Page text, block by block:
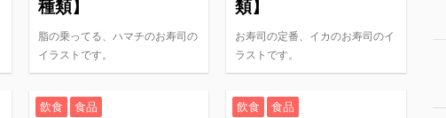
種類】
脂の乗ってる、ハマチのお寿司の
イラストです。
類】
お寿司の定番、イカのお寿司のイ
ラストです。
飲食 食品 飲食 食品